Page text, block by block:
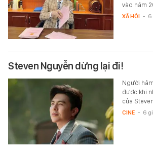
vào năm
XÃ HỘI - 6
Steven Nguyễn dừng lại đi!
Người
được khi
của
CINE - 6